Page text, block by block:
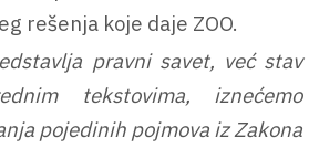
rešenja koje daje ZOO.
pravni savet, već stav
tekstovima, iznećemo
pojedinih pojmova iz Zakona